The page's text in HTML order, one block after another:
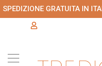
SPEDIZIONE GRATUITA IN